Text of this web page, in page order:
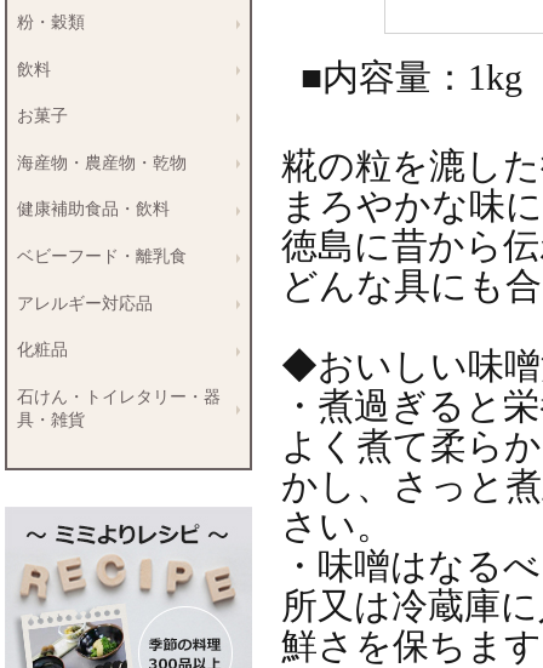
■内容量：1kg
糀の粒を漉し
まろやかな味
徳島に昔から
どんな具にも
◆おいしい味
・煮過ぎると
よく煮て柔ら
かし、さっと
さい。
・味噌はなる
所又は冷蔵庫
鮮さを保ちま
粉・穀類
飲料
お菓子
海産物・農産物・乾物
健康補助食品・飲料
ベビーフード・離乳食
アレルギー対応品
化粧品
石けん・トイレタリー・器
具・雑貨